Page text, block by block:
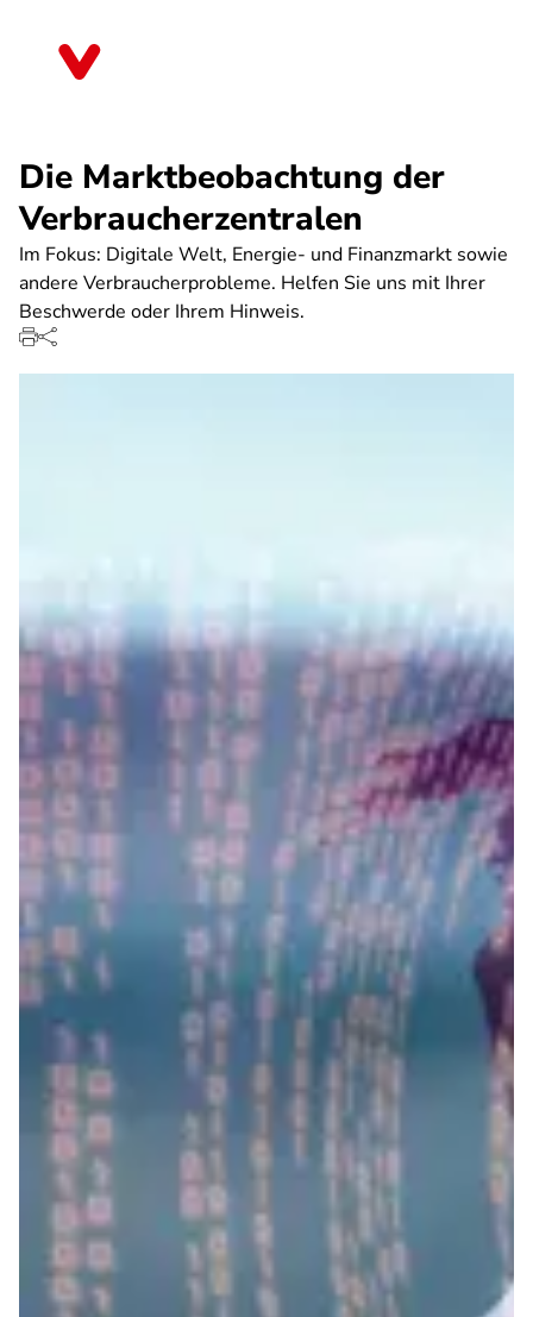
Die Marktbeobachtung der
Verbraucherzentralen
Im Fokus: Digitale Welt, Energie- und Finanzmarkt sowie
andere Verbraucherprobleme. Helfen Sie uns mit Ihrer
Beschwerde oder Ihrem Hinweis.